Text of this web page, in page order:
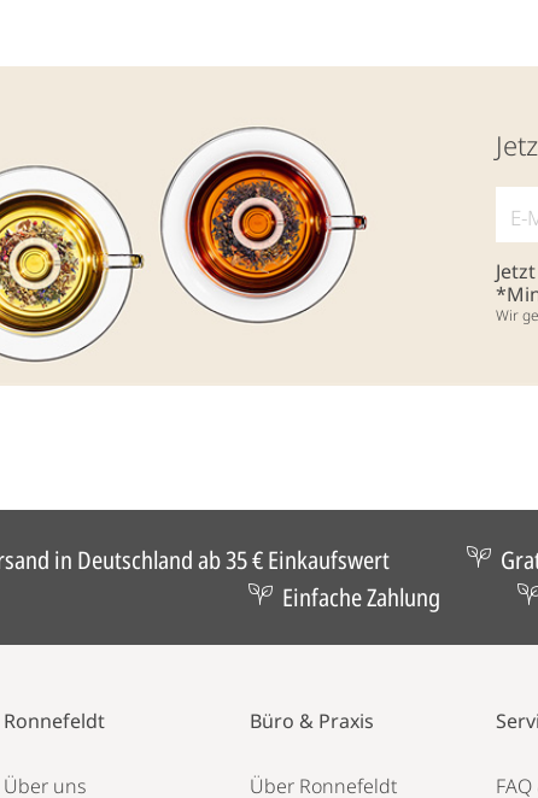
Wir
in Deutschland ab 35 € Einkaufswert
Einfache Zahlung
Ronnefeldt
Über uns
Büro & Praxis
Über Ronnefeldt